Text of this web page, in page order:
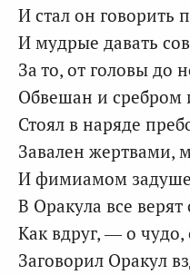
И стал он говорить
И мудрые давать
За то, от головы до
Обвешан и сребром
Стоял в наряде
Завален жертвами,
И фимиамом
В Оракула все верят
Как вдруг, — о
Заговорил Оракул